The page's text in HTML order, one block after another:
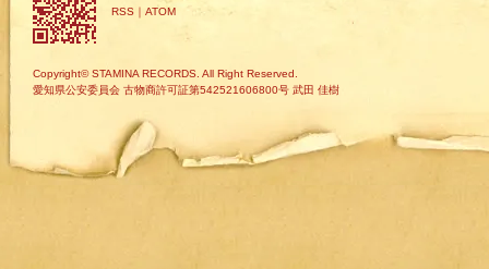
RSS ｜ ATOM
Copyright© STAMINA RECORDS. All Right Reserved.
愛知県公安委員会 古物商許可証第542521606800号 武田 佳樹